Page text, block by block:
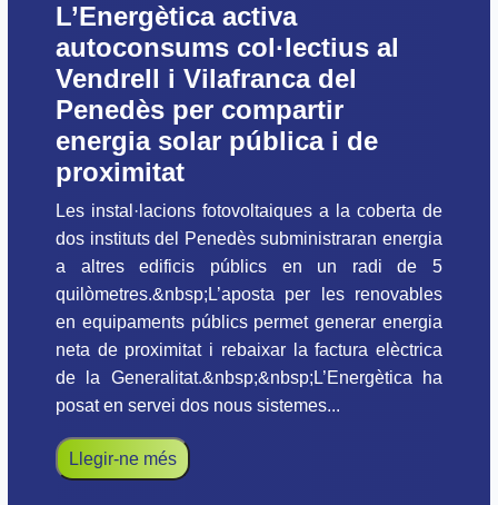
L’Energètica activa
autoconsums col·lectius al
Vendrell i Vilafranca del
Penedès per compartir
energia solar pública i de
proximitat
Les instal·lacions fotovoltaiques a la coberta de
dos instituts del Penedès subministraran energia
a altres edificis públics en un radi de 5
quilòmetres.&nbsp;L’aposta per les renovables
en equipaments públics permet generar energia
neta de proximitat i rebaixar la factura elèctrica
de la Generalitat.&nbsp;&nbsp;L’Energètica ha
posat en servei dos nous sistemes...
Llegir-ne més